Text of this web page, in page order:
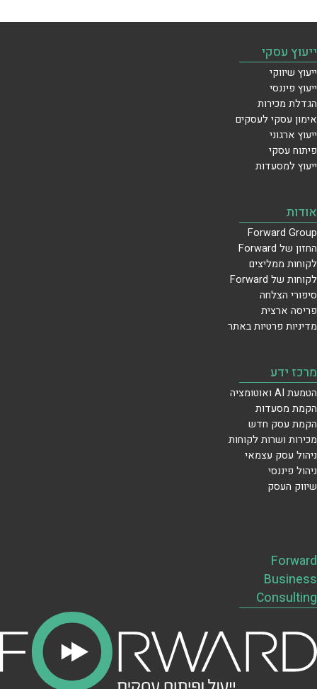
ייעוץ עסקי
ייעוץ שיווקי
ייעוץ פיננסי
הגדלת מכירות
אימון עסקי לעסקים
ייעוץ ארגוני
פיתוח עסקי
ייעוץ למסעדות
אודות
Forward Group
החזון של Forward
לקוחות ממליצים
לקוחות של Forward
סיפורי הצלחה
פריסה ארצית
מדיניות פרטיות באתר
מרכז ידע
הטמעת AI ואוטומציה
הקמת מסעדות
הקמת עסק חדש
מכירות ושרות לקוחות
ניהול עסק עצמאי
ניהול פיננסי
שיווק העסק
Forward
Business
Consulting